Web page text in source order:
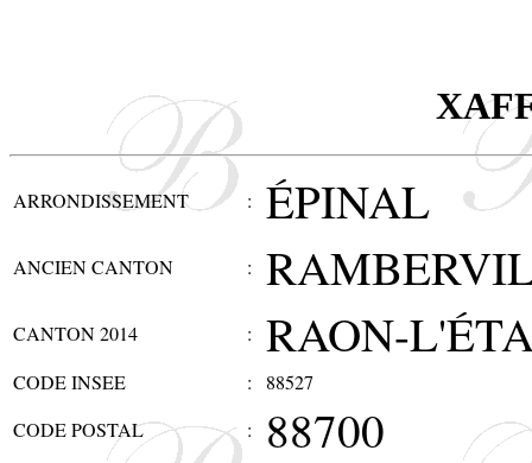
ARRONDISSEMENT : ÉPINAL
ANCIEN CANTON :
CANTON 2014 : RAON-
CODE INSEE :
88527
CODE POSTAL
: 88700